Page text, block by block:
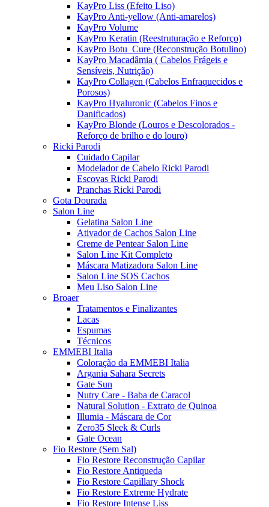
KayPro Liss (Efeito Liso)
KayPro Anti-yellow (Anti-amarelos)
KayPro Volume
KayPro Keratin (Reestruturação e Reforço)
KayPro Botu_Cure (Reconstrução Botulino)
KayPro Macadâmia ( Cabelos Frágeis e
Sensíveis, Nutrição)
KayPro Collagen (Cabelos Enfraquecidos e
Porosos)
KayPro Hyaluronic (Cabelos Finos e
Danificados)
KayPro Blonde (Louros e Descolorados -
Reforço de brilho e do louro)
Ricki Parodi
Cuidado Capilar
Modelador de Cabelo Ricki Parodi
Escovas Ricki Parodi
Pranchas Ricki Parodi
Gota Dourada
Salon Line
Gelatina Salon Line
Ativador de Cachos Salon Line
Creme de Pentear Salon Line
Salon Line Kit Completo
Máscara Matizadora Salon Line
Salon Line SOS Cachos
Meu Liso Salon Line
Broaer
Tratamentos e Finalizantes
Lacas
Espumas
Técnicos
EMMEBI Italia
Coloração da EMMEBI Italia
Argania Sahara Secrets
Gate Sun
Nutry Care - Baba de Caracol
Natural Solution - Extrato de Quinoa
Illumia - Máscara de Cor
Zero35 Sleek & Curls
Gate Ocean
Fio Restore (Sem Sal)
Fio Restore Reconstrução Capilar
Fio Restore Antiqueda
Fio Restore Capillary Shock
Fio Restore Extreme Hydrate
Fio Restore Intense Liss